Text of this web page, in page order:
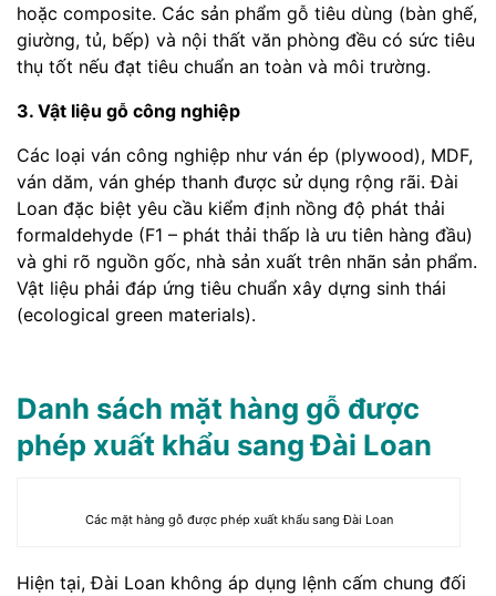
hoặc composite. Các sản phẩm gỗ tiêu dùng (bàn ghế,
giường, tủ, bếp) và nội thất văn phòng đều có sức tiêu
thụ tốt nếu đạt tiêu chuẩn an toàn và môi trường.
3. Vật liệu gỗ công nghiệp
Các loại ván công nghiệp như ván ép (plywood), MDF,
ván dăm, ván ghép thanh được sử dụng rộng rãi. Đài
Loan đặc biệt yêu cầu kiểm định nồng độ phát thải
formaldehyde (F1 – phát thải thấp là ưu tiên hàng đầu)
và ghi rõ nguồn gốc, nhà sản xuất trên nhãn sản phẩm.
Vật liệu phải đáp ứng tiêu chuẩn xây dựng sinh thái
(ecological green materials).
Danh sách mặt hàng gỗ được
phép xuất khẩu sang Đài Loan
Các mặt hàng gỗ được phép xuất khẩu sang Đài Loan
Hiện tại, Đài Loan không áp dụng lệnh cấm chung đối